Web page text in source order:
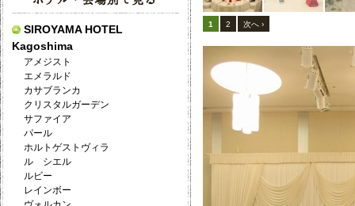
1 2 次へ ›
SIROYAMA HOTEL
Kagoshima
アメジスト
エメラルド
カサブランカ
クリスタルガーデン
サファイア
パール
ホルトゲストヴィラ
ル シエル
ルビー
レインボー